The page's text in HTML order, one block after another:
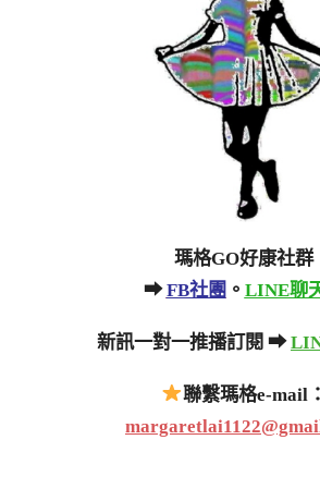
瑪格GO好康社群
➡FB社團 。 LINE聊
新訊一對一推播訂閱 ➡
聯繫瑪格e-mail：